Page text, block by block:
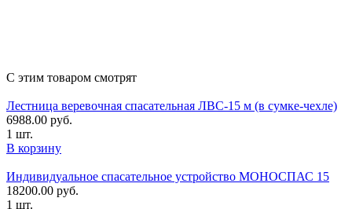
С этим товаром смотрят
Лестница веревочная спасательная ЛВС-15 м (в сумке-чехле)
6988.00 руб.
1 шт.
В корзину
Индивидуальное спасательное устройство МОНОСПАС 15
18200.00 руб.
1 шт.